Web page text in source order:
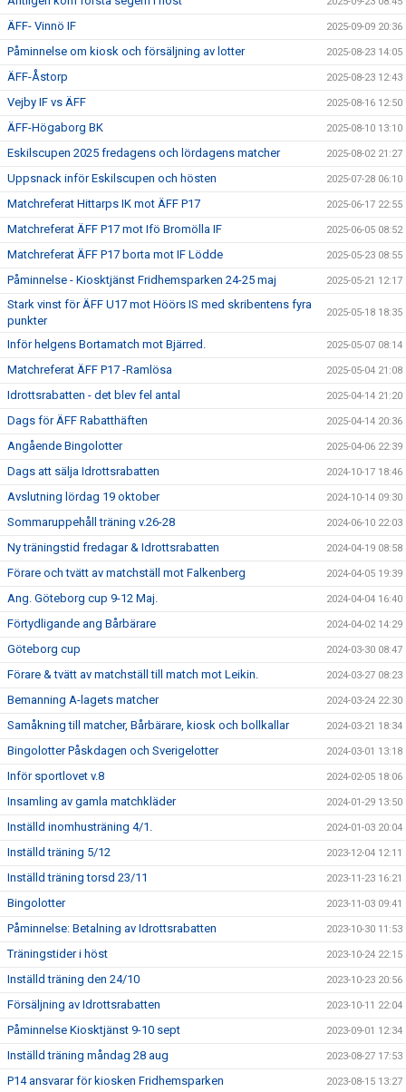
ÄFF- Vinnö IF 2025-09-09 20:36
Påminnelse om kiosk och försäljning av lotter 2025-08-23 14:05
ÄFF-Åstorp 2025-08-23 12:43
Vejby IF vs ÄFF 2025-08-16 12:50
ÄFF-Högaborg BK 2025-08-10 13:10
Eskilscupen 2025 fredagens och lördagens matcher 2025-08-02 21:27
Uppsnack inför Eskilscupen och hösten 2025-07-28 06:10
Matchreferat Hittarps IK mot ÄFF P17 2025-06-17 22:55
Matchreferat ÄFF P17 mot Ifö Bromölla IF 2025-06-05 08:52
Matchreferat ÄFF P17 borta mot IF Lödde 2025-05-23 08:55
Påminnelse - Kiosktjänst Fridhemsparken 24-25 maj 2025-05-21 12:17
Stark vinst för ÄFF U17 mot Höörs IS med skribentens fyra
punkter
2025-05-18 18:35
Inför helgens Bortamatch mot Bjärred. 2025-05-07 08:14
Matchreferat ÄFF P17 -Ramlösa 2025-05-04 21:08
Idrottsrabatten - det blev fel antal 2025-04-14 21:20
Dags för ÄFF Rabatthäften 2025-04-14 20:36
Angående Bingolotter 2025-04-06 22:39
Dags att sälja Idrottsrabatten 2024-10-17 18:46
Avslutning lördag 19 oktober 2024-10-14 09:30
Sommaruppehåll träning v.26-28 2024-06-10 22:03
Ny träningstid fredagar & Idrottsrabatten 2024-04-19 08:58
Förare och tvätt av matchställ mot Falkenberg 2024-04-05 19:39
Ang. Göteborg cup 9-12 Maj. 2024-04-04 16:40
Förtydligande ang Bårbärare 2024-04-02 14:29
Göteborg cup 2024-03-30 08:47
Förare & tvätt av matchställ till match mot Leikin. 2024-03-27 08:23
Bemanning A-lagets matcher 2024-03-24 22:30
Samåkning till matcher, Bårbärare, kiosk och bollkallar 2024-03-21 18:34
Bingolotter Påskdagen och Sverigelotter 2024-03-01 13:18
Inför sportlovet v.8 2024-02-05 18:06
Insamling av gamla matchkläder 2024-01-29 13:50
Inställd inomhusträning 4/1. 2024-01-03 20:04
Inställd träning 5/12 2023-12-04 12:11
Inställd träning torsd 23/11 2023-11-23 16:21
Bingolotter 2023-11-03 09:41
Påminnelse: Betalning av Idrottsrabatten 2023-10-30 11:53
Träningstider i höst 2023-10-24 22:15
Inställd träning den 24/10 2023-10-23 20:56
Försäljning av Idrottsrabatten 2023-10-11 22:04
Påminnelse Kiosktjänst 9-10 sept 2023-09-01 12:34
Inställd träning måndag 28 aug 2023-08-27 17:53
P14 ansvarar för kiosken Fridhemsparken 2023-08-15 13:27